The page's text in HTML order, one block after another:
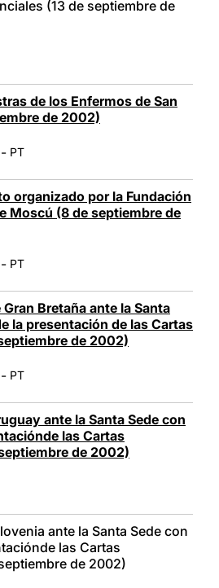
(13 de septiembre de
de los Enfermos de San
de 2002)
- PT
organizado por la Fundación
Moscú (8 de septiembre de
- PT
Bretaña ante la Santa
la presentación de las Cartas
de 2002)
- PT
ante la Santa Sede con
las Cartas
de 2002)
ante la Santa Sede con
las Cartas
de 2002)